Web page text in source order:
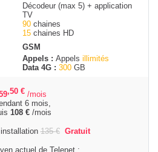
Décodeur (max 5) + application
TV
90 chaines
15 chaines HD
GSM
Appels : Appels illimités
Data 4G : 300 GB
,50 € /mois
6 mois,
108 € /mois
135€ Gratuit
actuel de Telenet :